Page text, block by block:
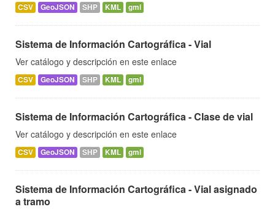
CSV GeoJSON SHP KML gml
Sistema de Información Cartográfica - Vial
Ver catálogo y descripción en este enlace
CSV GeoJSON SHP KML gml
Sistema de Información Cartográfica - Clase de vial
Ver catálogo y descripción en este enlace
CSV GeoJSON SHP KML gml
Sistema de Información Cartográfica - Vial asignado
a tramo